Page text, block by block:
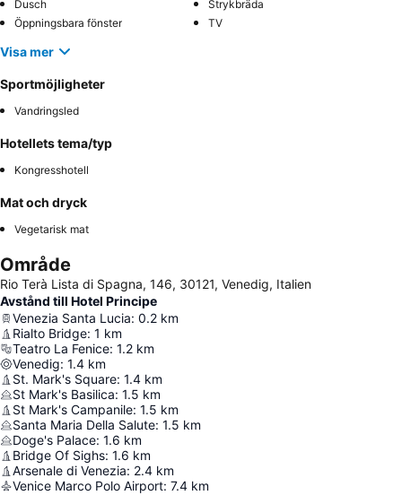
Dusch
Strykbräda
Öppningsbara fönster
TV
Visa mer
Sportmöjligheter
Vandringsled
Hotellets tema/typ
Kongresshotell
Mat och dryck
Vegetarisk mat
Område
Rio Terà Lista di Spagna, 146, 30121, Venedig, Italien
Avstånd till Hotel Principe
Venezia Santa Lucia: 0.2 km
Rialto Bridge: 1 km
Teatro La Fenice: 1.2 km
Venedig: 1.4 km
St. Mark's Square: 1.4 km
St Mark's Basilica: 1.5 km
St Mark's Campanile: 1.5 km
Santa Maria Della Salute: 1.5 km
Doge's Palace: 1.6 km
Bridge Of Sighs: 1.6 km
Arsenale di Venezia: 2.4 km
Venice Marco Polo Airport: 7.4 km